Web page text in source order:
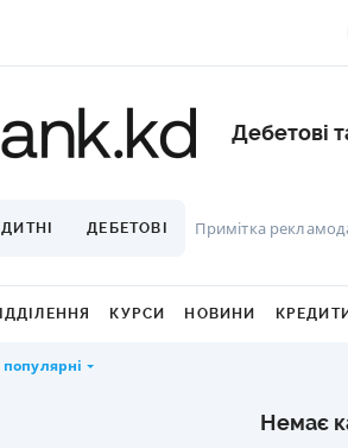
Дебетові
ДЕБЕТОВІ Примітка
КУРСИ НОВИНИ КРЕДИТИ
Немає